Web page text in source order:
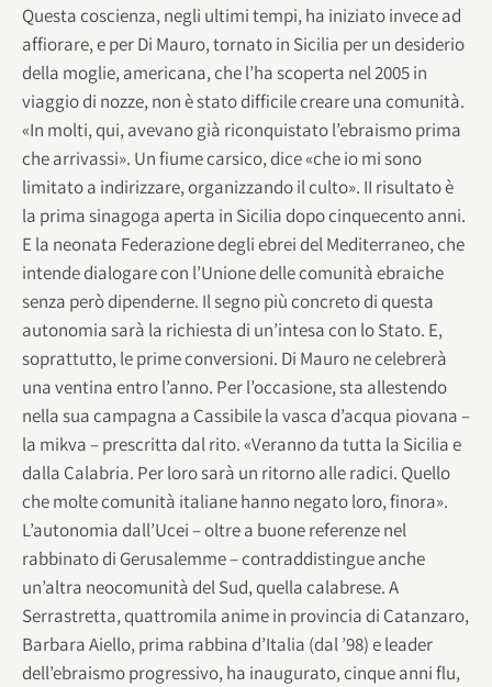
Questa coscienza, negli ultimi tempi, ha iniziato invece ad
affiorare, e per Di Mauro, tornato in Sicilia per un desiderio
della moglie, americana, che l’ha scoperta nel 2005 in
viaggio di nozze, non è stato difficile creare una comunità.
«In molti, qui, avevano già riconquistato l’ebraismo prima
che arrivassi». Un fiume carsico, dice «che io mi sono
limitato a indirizzare, organizzando il culto». II risultato è
la prima sinagoga aperta in Sicilia dopo cinquecento anni.
E la neonata Federazione degli ebrei del Mediterraneo, che
intende dialogare con l’Unione delle comunità ebraiche
senza però dipenderne. Il segno più concreto di questa
autonomia sarà la richiesta di un’intesa con lo Stato. E,
soprattutto, le prime conversioni. Di Mauro ne celebrerà
una ventina entro l’anno. Per l’occasione, sta allestendo
nella sua campagna a Cassibile la vasca d’acqua piovana –
la mikva – prescritta dal rito. «Veranno da tutta la Sicilia e
dalla Calabria. Per loro sarà un ritorno alle radici. Quello
che molte comunità italiane hanno negato loro, finora».
L’autonomia dall’Ucei – oltre a buone referenze nel
rabbinato di Gerusalemme – contraddistingue anche
un’altra neocomunità del Sud, quella calabrese. A
Serrastretta, quattromila anime in provincia di Catanzaro,
Barbara Aiello, prima rabbina d’Italia (dal ’98) e leader
dell’ebraismo progressivo, ha inaugurato, cinque anni flu,